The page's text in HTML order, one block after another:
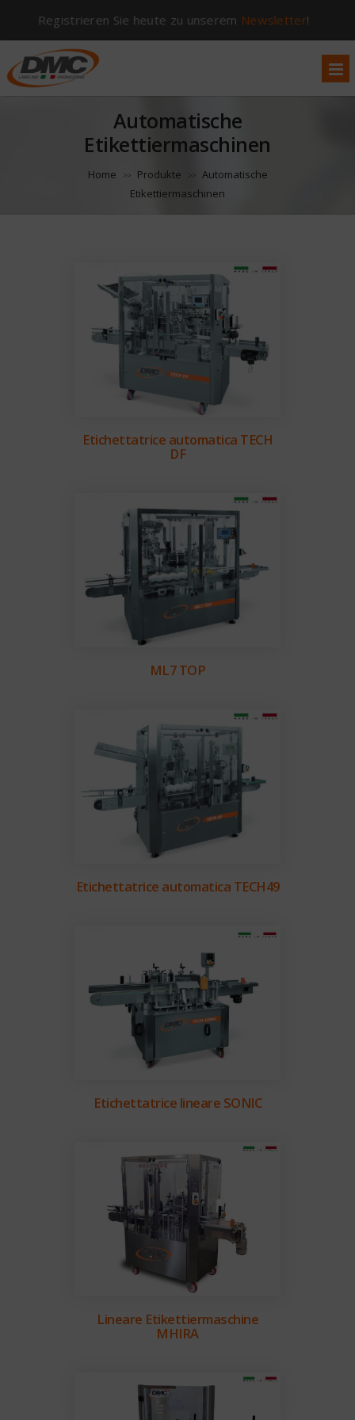
Registrieren Sie heute zu unseremNewsletter
Automatische
Etikettiermaschinen
Home >> Produkte >>
Automatische
Etikettiermaschinen
Etichettatrice automatica TECH
DF
ML7 TOP
Etichettatrice automatica TECH49
Etichettatrice lineare SONIC
Lineare Etikettiermaschine
MHIRA